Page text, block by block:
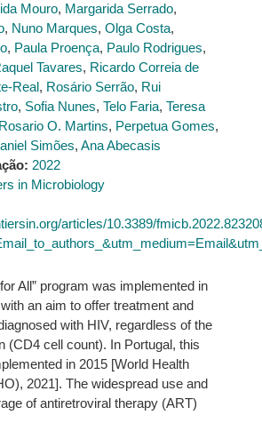
Mouro, Margarida Serrado,
, Nuno Marques, Olga Costa,
, Paula Proença, Paulo Rodrigues,
Tavares, Ricardo Correia de
Real, Rosário Serrão, Rui
, Sofia Nunes, Telo Faria, Teresa
O. Martins, Perpetua Gomes,
Simões, Ana Abecasis
2022
in Microbiology
articles/10.3389/
All” program was implemented in
an aim to offer treatment and
with HIV, regardless of the
(CD4 cell count). In Portugal, this
in 2015 [World Health
2021]. The widespread use and
of antiretroviral therapy (ART)